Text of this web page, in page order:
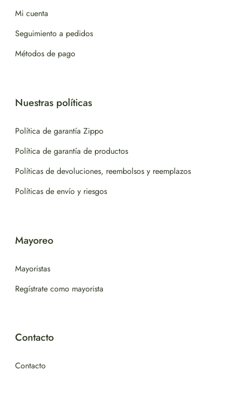
Mi cuenta
Seguimiento a pedidos
Métodos de pago
Nuestras políticas
Política de garantía Zippo
Política de garantía de productos
Políticas de devoluciones, reembolsos y reemplazos
Políticas de envío y riesgos
Mayoreo
Mayoristas
Regístrate como mayorista
Contacto
Contacto